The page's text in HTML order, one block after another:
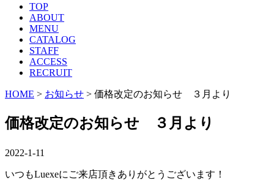
TOP
ABOUT
MENU
CATALOG
STAFF
ACCESS
RECRUIT
HOME > お知らせ > 価格改定のお知らせ ３月より
価格改定のお知らせ ３月より
2022-1-11
いつもLuexeにご来店頂きありがとうございます！